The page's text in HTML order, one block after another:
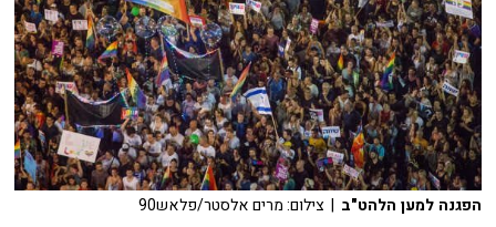
הפגנה למען הלהט"ב | צילום: מרים אלסטר/פלאש90